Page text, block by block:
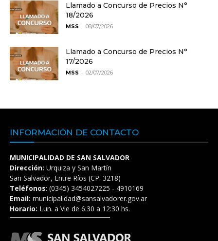
Llamado a Concurso de Precios N°
18/2026
MSS - 08/07/2026
Llamado a Concurso de Precios N°
17/2026
MSS - 02/07/2026
INFORMACIÓN DE CONTACTO
MUNICIPALIDAD DE SAN SALVADOR
Dirección: Urquiza y San Martín
San Salvador, Entre Ríos (CP: 3218)
Teléfonos: (0345) 3454027225 - 4910169
Email: municipalidad@sansalvadorer.gov.ar
Horario: Lun. a Vie de 6:30 a 12:30 hs.